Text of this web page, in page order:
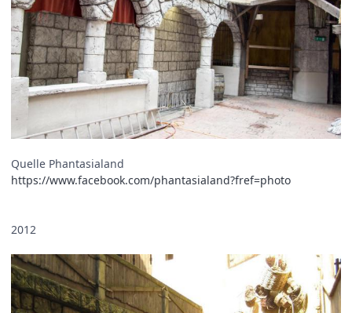
Quelle Phantasialand
https://www.facebook.com/phantasialand?fref=photo
2012